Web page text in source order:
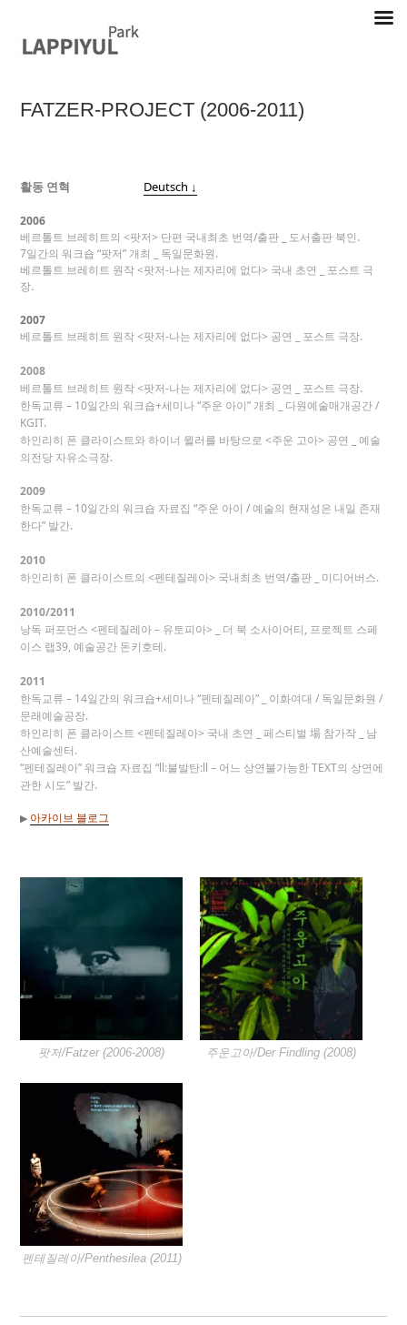
Lappiyul Park, 라삐율, selected works
FATZER-PROJECT (2006-2011)
활동 연혁 Deutsch ↓
2006
베르톨트 브레히트의 <팟저> 단편 국내최초 번역/출판 _ 도서출판 북인.
7일간의 워크숍 “팟저” 개최 _ 독일문화원.
베르톨트 브레히트 원작 <팟저-나는 제자리에 없다> 국내 초연 _ 포스트 극
장.
2007
베르톨트 브레히트 원작 <팟저-나는 제자리에 없다> 공연 _ 포스트 극장.
2008
베르톨트 브레히트 원작 <팟저-나는 제자리에 없다> 공연 _ 포스트 극장.
한독교류 – 10일간의 워크숍+세미나 “주운 아이” 개최 _ 다원예술매개공간 /
KGIT.
하인리히 폰 클라이스트와 하이너 뮐러를 바탕으로 <주운 고아> 공연 _ 예술
의전당 자유소극장.
2009
한독교류 – 10일간의 워크숍 자료집 “주운 아이 / 예술의 현재성은 내일 존재
한다” 발간.
2010
하인리히 폰 클라이스트의 <펜테질레아> 국내최초 번역/출판 _ 미디어버스.
2010/2011
낭독 퍼포먼스 <펜테질레아 – 유토피아> _ 더 북 소사이어티, 프로젝트 스페
이스 랩39, 예술공간 돈키호테.
2011
한독교류 – 14일간의 워크숍+세미나 “펜테질레아” _ 이화여대 / 독일문화원 /
문래예술공장.
하인리히 폰 클라이스트 <펜테질레아> 국내 초연 _ 페스티벌 場 참가작 _ 남
산예술센터.
“펜테질레아” 워크숍 자료집 “ll:불발탄:ll – 어느 상연불가능한 TEXT의 상연에
관한 시도” 발간.
▶︎ 아카이브 블로그
팟저/Fatzer (2006-2008) 주운고아/Der Findling (2008)
펜테질레아/Penthesilea (2011)